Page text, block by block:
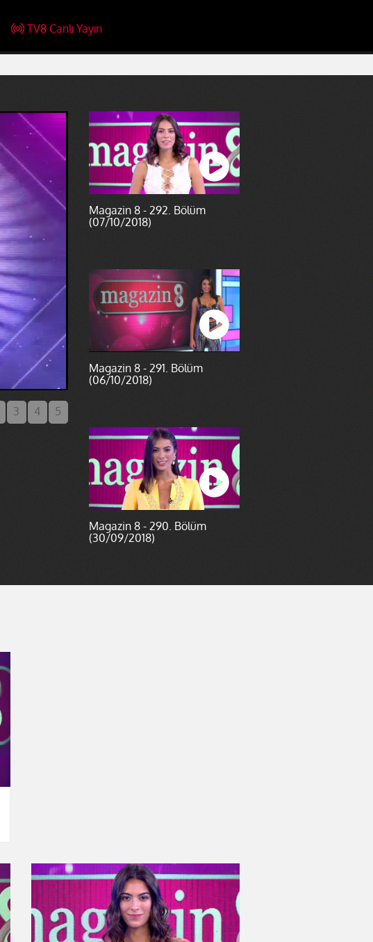
TV8 Canlı Yayın
3 4 5
Magazin 8 - 292. Bölüm
(07/10/2018)
Magazin 8 - 291. Bölüm
(06/10/2018)
Magazin 8 - 290. Bölüm
(30/09/2018)